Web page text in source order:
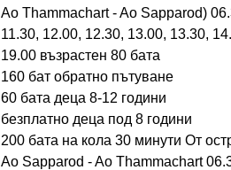
Ao Thammachart - Ao Sapparod)
11.30, 12.00, 12.30, 13.00, 13.30,
19.00 възрастен 80 бата
160 бат обратно пътуване
60 бата деца 8-12 години
безплатно деца под 8 години
200 бата на кола 30 минути От
Ao Sapparod - Ao Thammachart